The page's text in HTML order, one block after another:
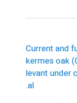
Current and
kermes oak
levant under
al.